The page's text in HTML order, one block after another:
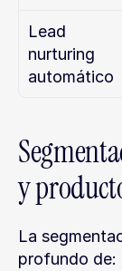
Lead
nurturing
automático
y
La
profundo de: